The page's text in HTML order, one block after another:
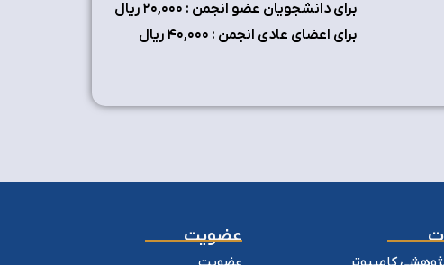
برای دانشجویان عضو انجمن : ۲٠,٠٠٠ ریال
برای اعضای عادی انجمن : ۴٠,٠٠٠ ریال
عضویت